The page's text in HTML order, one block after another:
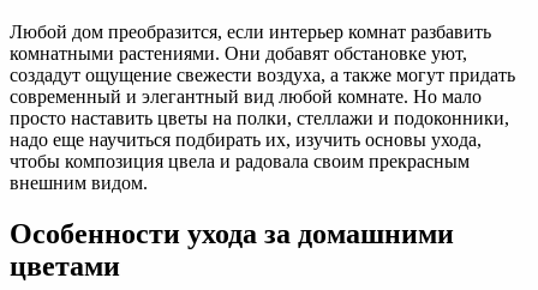
Любой дом преобразится, если интерьер комнат разбавить
комнатными растениями. Они добавят обстановке уют,
создадут ощущение свежести воздуха, а также могут придать
современный и элегантный вид любой комнате. Но мало
просто наставить цветы на полки, стеллажи и подоконники,
надо еще научиться подбирать их, изучить основы ухода,
чтобы композиция цвела и радовала своим прекрасным
внешним видом.
Особенности ухода за домашними
цветами